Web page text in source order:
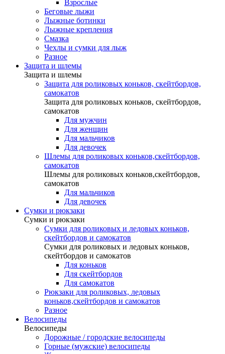
Взрослые
Беговые лыжи
Лыжные ботинки
Лыжные крепления
Смазка
Чехлы и сумки для лыж
Разное
Защита и шлемы
Защита и шлемы
Защита для роликовых коньков, скейтбордов,
самокатов
Защита для роликовых коньков, скейтбордов,
самокатов
Для мужчин
Для женщин
Для мальчиков
Для девочек
Шлемы для роликовых коньков,скейтбордов,
самокатов
Шлемы для роликовых коньков,скейтбордов,
самокатов
Для мальчиков
Для девочек
Сумки и рюкзаки
Сумки и рюкзаки
Сумки для роликовых и ледовых коньков,
скейтбордов и самокатов
Сумки для роликовых и ледовых коньков,
скейтбордов и самокатов
Для коньков
Для скейтбордов
Для самокатов
Рюкзаки для роликовых, ледовых
коньков,скейтбордов и самокатов
Разное
Велосипеды
Велосипеды
Дорожные / городские велосипеды
Горные (мужские) велосипеды